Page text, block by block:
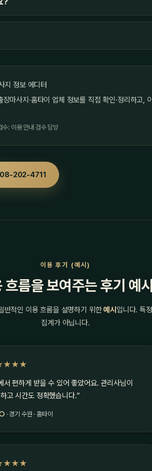
지 정보 에디터
마사지·홈타이 업체 정보를 직접 확인·정리하고,
: 이용 안내 검수 담당
202-4711
이용 후기 (예시)
흐름을 보여주는 후기 예시
반적인 이용 흐름을 설명하기 위한예시 입니다. 특
집계가 아닙니다.
서 편하게 받을 수 있어 좋았어요. 관리사님이
고 시간도 정확했습니다.”
· 경기 수원 · 홈타이